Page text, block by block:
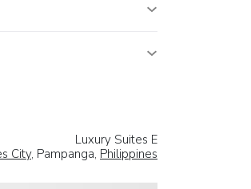
Luxury Suites E
City, Pampanga, Philippines